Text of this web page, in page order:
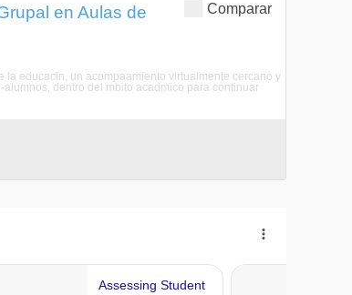
Comparar
en Aulas de
educacin, un acompaamiento virtualmente cercano y
dentro del mbito acadmico para continuar